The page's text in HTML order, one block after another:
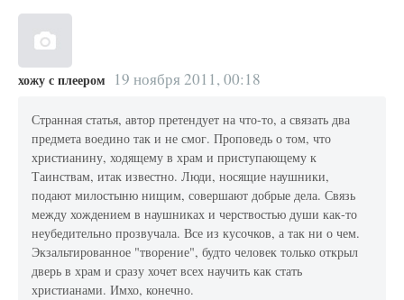
хожу с плеером 19 ноября 2011, 00:18
Странная статья, автор претендует на что-то, а связать два
предмета воедино так и не смог. Проповедь о том, что
христианину, ходящему в храм и приступающему к
Таинствам, итак известно. Люди, носящие наушники,
подают милостыню нищим, совершают добрые дела. Связь
между хождением в наушниках и черствостью души как-то
неубедительно прозвучала. Все из кусочков, а так ни о чем.
Экзальтированное "творение", будто человек только открыл
дверь в храм и сразу хочет всех научить как стать
христианами. Имхо, конечно.